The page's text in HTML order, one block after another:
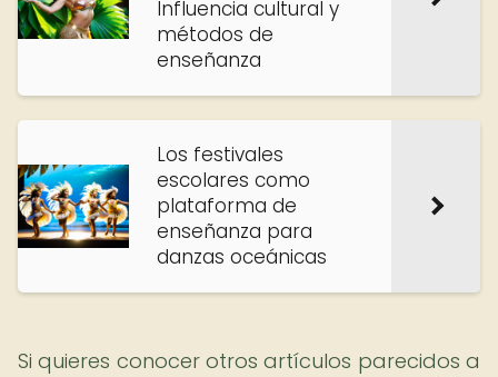
Influencia cultural y
métodos de
enseñanza
Los festivales
escolares como
plataforma de
enseñanza para
danzas oceánicas
Si quieres conocer otros artículos parecidos a